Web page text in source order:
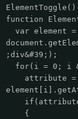
function
var element =
;div&#39;);
for(i = 0; i
attribute =
if(attribute
{